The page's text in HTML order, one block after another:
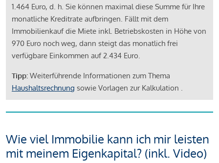
1.464 Euro, d. h. Sie können maximal diese Summe für Ihre
monatliche Kreditrate aufbringen. Fällt mit dem
Immobilienkauf die Miete inkl. Betriebskosten in Höhe von
970 Euro noch weg, dann steigt das monatlich frei
verfügbare Einkommen auf 2.434 Euro.
Tipp: Weiterführende Informationen zum Thema
Haushaltsrechnung sowie Vorlagen zur Kalkulation .
Wie viel Immobilie kann ich mir leisten
mit meinem Eigenkapital? (inkl. Video)